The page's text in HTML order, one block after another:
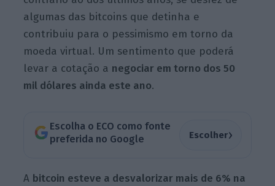
algumas das bitcoins que detinha e
contribuiu para o pessimismo em torno da
moeda virtual. Um sentimento que poderá
levar a cotação a negociar em torno dos 50
mil dólares ainda este ano.
Escolha o ECO como fonte
preferida no Google
Escolher›
A bitcoin esteve a desvalorizar mais de 6% na